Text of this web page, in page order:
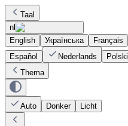
Taal
nl
English
Українська Français
Español
Nederlands
Polski
Thema
Auto Donker Licht